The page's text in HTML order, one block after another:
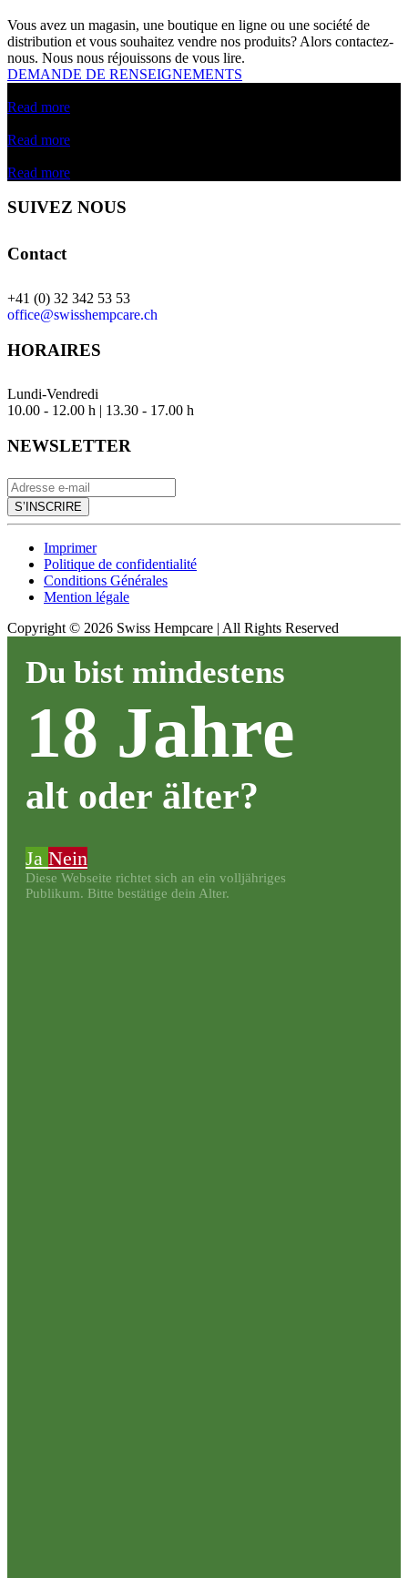
Vous avez un magasin, une boutique en ligne ou une société de
distribution et vous souhaitez vendre nos produits? Alors contactez-
nous. Nous nous réjouissons de vous lire.
DEMANDE DE RENSEIGNEMENTS
Read more
Read more
Read more
SUIVEZ NOUS
Contact
+41 (0) 32 342 53 53
office@swisshempcare.ch
HORAIRES
Lundi-Vendredi
10.00 - 12.00 h | 13.30 - 17.00 h
NEWSLETTER
S’INSCRIRE
Imprimer
Politique de confidentialité
Conditions Générales
Mention légale
Copyright © 2026 Swiss Hempcare | All Rights Reserved
Du bist mindestens
18 Jahre
alt oder älter?
Ja Nein
Diese Webseite richtet sich an ein volljähriges
Publikum. Bitte bestätige dein Alter.